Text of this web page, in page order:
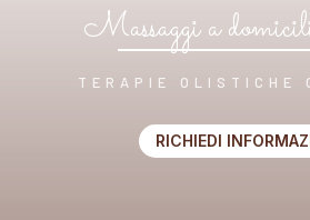
Massaggi a
TERAPIE OLISTICHE
RICHIEDI